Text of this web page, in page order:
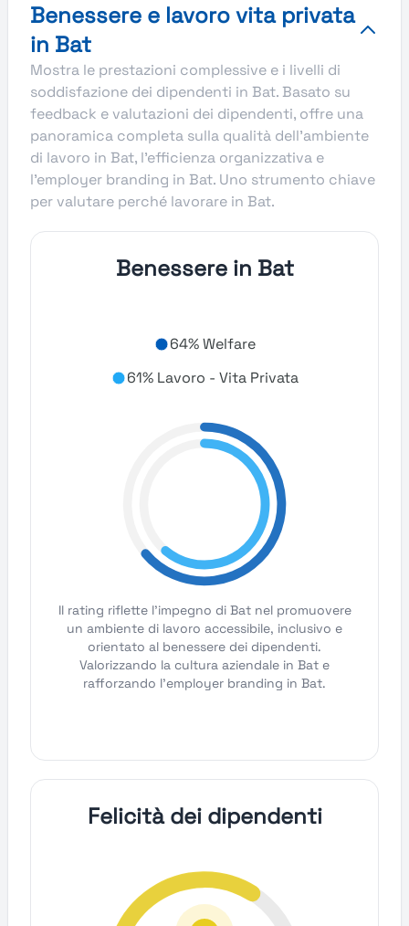
Benessere e lavoro vita privata
in Bat
Mostra le prestazioni complessive e i livelli di
soddisfazione dei dipendenti in Bat. Basato su
feedback e valutazioni dei dipendenti, offre una
panoramica completa sulla qualità dell’ambiente
di lavoro in Bat, l’efficienza organizzativa e
l’employer branding in Bat. Uno strumento chiave
per valutare perché lavorare in Bat.
Benessere in Bat
64% Welfare
61% Lavoro - Vita Privata
Il rating riflette l'impegno di Bat nel promuovere
un ambiente di lavoro accessibile, inclusivo e
orientato al benessere dei dipendenti.
Valorizzando la cultura aziendale in Bat e
rafforzando l'employer branding in Bat.
Felicità dei dipendenti